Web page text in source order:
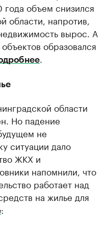
объем снизился
области, напротив,
вырос. А
образовался
области
Но падение
не
ситуации дало
ЖКХ и
напомнили, что
работает над
на жилье для
: